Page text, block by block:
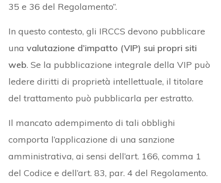
35 e 36 del Regolamento”.
In questo contesto, gli IRCCS devono pubblicare
unavalutazione d’impatto (VIP) sui propri siti
web. Se la pubblicazione integrale della VIP può
ledere diritti di proprietà intellettuale, il titolare
del trattamento può pubblicarla per estratto.
Il mancato adempimento di tali obblighi
comporta l’applicazione di una sanzione
amministrativa, ai sensi dell’art. 166, comma 1
del Codice e dell’art. 83, par. 4 del Regolamento.